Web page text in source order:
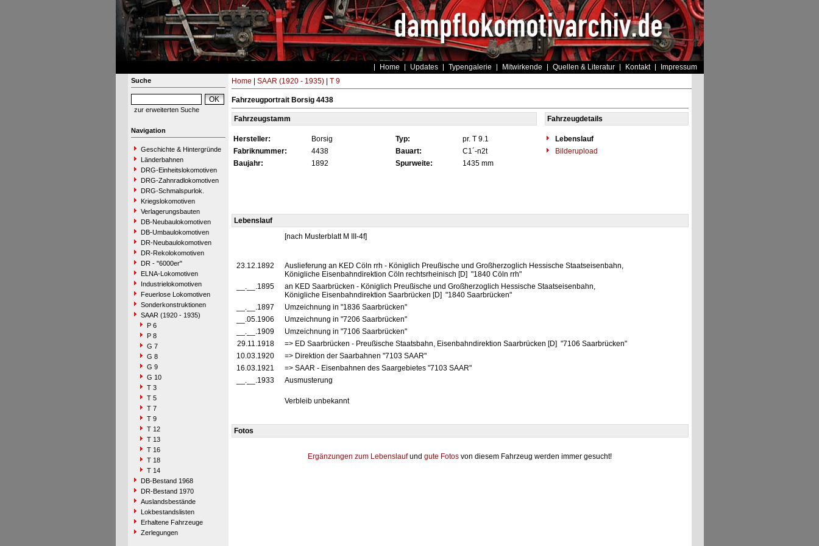
Home Updates Typengalerie Mitwirkende Quellen & Literatur Kontakt Impressum
Suche
zur erweiterten Suche
Navigation
Geschichte & Hintergründe
Länderbahnen
DRG-Einheitslokomotiven
DRG-Zahnradlokomotiven
DRG-Schmalspurlok.
Kriegslokomotiven
Verlagerungsbauten
DB-Neubaulokomotiven
DB-Umbaulokomotiven
DR-Neubaulokomotiven
DR-Rekolokomotiven
DR - "6000er"
ELNA-Lokomotiven
Industrielokomotiven
Feuerlose Lokomotiven
Sonderkonstruktionen
SAAR (1920 - 1935)
P 6
P 8
G 7
G 8
G 9
G 10
T 3
T 5
T 7
T 9
T 12
T 13
T 16
T 18
T 14
DB-Bestand 1968
DR-Bestand 1970
Auslandsbestände
Lokbestandslisten
Erhaltene Fahrzeuge
Zerlegungen
Home SAAR (1920 - 1935)| T 9
Fahrzeugportrait Borsig 4438
Fahrzeugstamm Fahrzeugdetails
Hersteller: Borsig Typ: pr. T 9.1
Lebenslauf
Fabriknummer:
4438 Bauart: C1´-n2t
Bilderupload
Baujahr:
1892 Spurweite: 1435 mm
Lebenslauf
[nach Musterblatt M III-4f]
23.12.1892
Auslieferung an KED Cöln rrh - Königlich Preußische und Großherzoglich Hessische Staatseisenbahn,
Königliche Eisenbahndirektion Cöln rechtsrheinisch [D] "1840 Cöln rrh"
__.__.1895
an KED Saarbrücken - Königlich Preußische und Großherzoglich Hessische Staatseisenbahn,
Königliche Eisenbahndirektion Saarbrücken [D] "1840 Saarbrücken"
__.__.1897
Umzeichnung in "1836 Saarbrücken"
__.05.1906
Umzeichnung in "7206 Saarbrücken"
__.__.1909
Umzeichnung in "7106 Saarbrücken"
29.11.1918
=> ED Saarbrücken - Preußische Staatsbahn, Eisenbahndirektion Saarbrücken [D] "7106 Saarbrücken"
10.03.1920
=> Direktion der Saarbahnen "7103 SAAR"
16.03.1921
=> SAAR - Eisenbahnen des Saargebietes "7103 SAAR"
__.__.1933
Ausmusterung
Verbleib unbekannt
Fotos
Ergänzungen zum Lebenslaufund gute Fotos von diesem Fahrzeug werden immer gesucht!